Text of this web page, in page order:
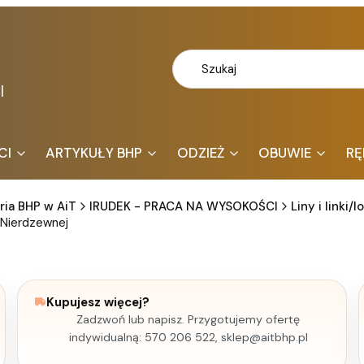
ARTYKUŁY BHP ODZIEŻ OBUWIE
BHP w AiT IRUDEK - PRACA NA WYSOKOŚCI
Liny i linki/